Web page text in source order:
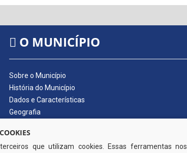
O MUNICÍPIO
Sobre o Município
História do Município
Dados e Características
Geografia
Símbolos do Município
Hino do Município
que utilizam cookies. Essas ferramentas nos